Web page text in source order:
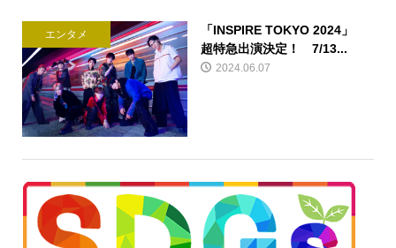
エンタメ
「INSPIRE TOKYO 2024」
超特急出演決定！ 7/13...
2024.06.07